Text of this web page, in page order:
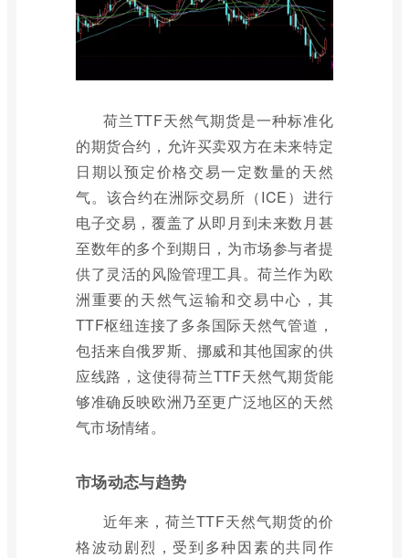
荷兰TTF天然气期货是一种标准化
的期货合约，允许买卖双方在未来特定
日期以预定价格交易一定数量的天然
气。该合约在洲际交易所（ICE）进行
电子交易，覆盖了从即月到未来数月甚
至数年的多个到期日，为市场参与者提
供了灵活的风险管理工具。荷兰作为欧
洲重要的天然气运输和交易中心，其
TTF枢纽连接了多条国际天然气管道，
包括来自俄罗斯、挪威和其他国家的供
应线路，这使得荷兰TTF天然气期货能
够准确反映欧洲乃至更广泛地区的天然
气市场情绪。
市场动态与趋势
近年来，荷兰TTF天然气期货的价
格波动剧烈，受到多种因素的共同作